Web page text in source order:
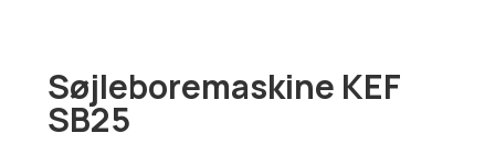
Søjleboremaskine KEF
SB25